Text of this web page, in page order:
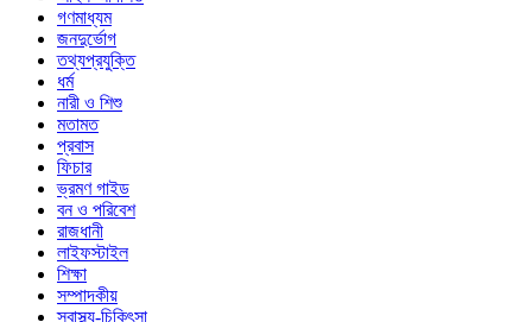
গণমাধ্যম
জনদুর্ভোগ
তথ্যপ্রযুক্তি
ধর্ম
নারী ও শিশু
মতামত
প্রবাস
ফিচার
ভ্রমণ গাইড
বন ও পরিবেশ
রাজধানী
লাইফস্টাইল
শিক্ষা
সম্পাদকীয়
স্বাস্থ্য-চিকিৎসা